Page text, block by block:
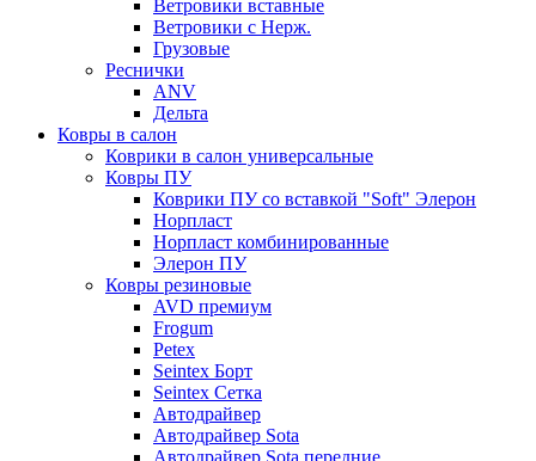
Ветровики вставные
Ветровики с Нерж.
Грузовые
Реснички
ANV
Дельта
Ковры в салон
Коврики в салон универсальные
Ковры ПУ
Коврики ПУ со вставкой "Soft" Элерон
Норпласт
Норпласт комбинированные
Элерон ПУ
Ковры резиновые
AVD премиум
Frogum
Petex
Seintex Борт
Seintex Сетка
Автодрайвер
Автодрайвер Sota
Автодрайвер Sota передние